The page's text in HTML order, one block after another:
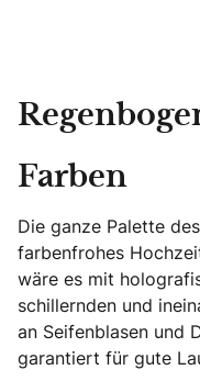
Farben
Die ganze Palette
farbenfrohes
wäre es mit
schillernden und
an Seifenblasen und
garantiert für gute